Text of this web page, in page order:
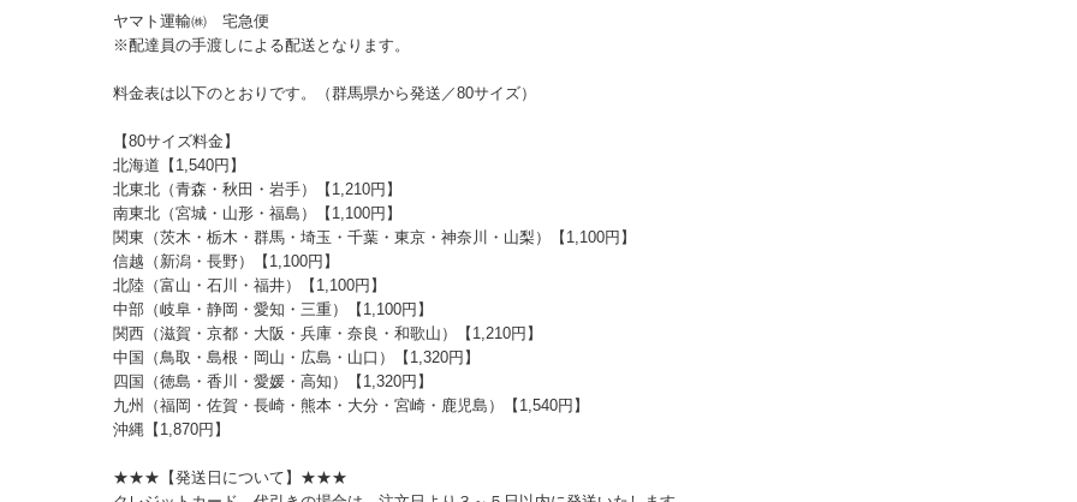
ヤマト運輸㈱ 宅急便
※配達員の手渡しによる配送となります。
料金表は以下のとおりです。（群馬県から発送／80サイズ）
【80サイズ料金】
北海道【1,540円】
北東北（青森・秋田・岩手）【1,210円】
南東北（宮城・山形・福島）【1,100円】
関東（茨木・栃木・群馬・埼玉・千葉・東京・神奈川・山梨）【1,100円】
信越（新潟・長野）【1,100円】
北陸（富山・石川・福井）【1,100円】
中部（岐阜・静岡・愛知・三重）【1,100円】
関西（滋賀・京都・大阪・兵庫・奈良・和歌山）【1,210円】
中国（鳥取・島根・岡山・広島・山口）【1,320円】
四国（徳島・香川・愛媛・高知）【1,320円】
九州（福岡・佐賀・長崎・熊本・大分・宮崎・鹿児島）【1,540円】
沖縄【1,870円】
★★★【発送日について】★★★